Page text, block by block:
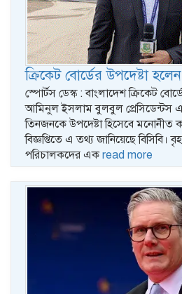
ক্রিকেট বোর্ডের উপদেষ্টা
স্পোর্টস ডেস্ক : বাংলাদেশ ক্রিকেট
আমিনুল ইসলাম বুলবুল প্রেসিডেন্টস
তিনজনকে উপদেষ্টা হিসেবে
বিজ্ঞপ্তিতে এ তথ্য জানিয়েছে বিসিবি।
পরিচালকদের একread more